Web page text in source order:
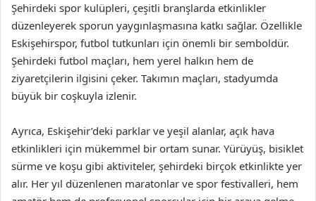
Şehirdeki spor kulüpleri, çeşitli branşlarda etkinlikler
düzenleyerek sporun yaygınlaşmasına katkı sağlar. Özellikle
Eskişehirspor, futbol tutkunları için önemli bir semboldür.
Şehirdeki futbol maçları, hem yerel halkın hem de
ziyaretçilerin ilgisini çeker. Takımın maçları, stadyumda
büyük bir coşkuyla izlenir.
Ayrıca, Eskişehir’deki parklar ve yeşil alanlar, açık hava
etkinlikleri için mükemmel bir ortam sunar. Yürüyüş, bisiklet
sürme ve koşu gibi aktiviteler, şehirdeki birçok etkinlikte yer
alır. Her yıl düzenlenen maratonlar ve spor festivalleri, hem